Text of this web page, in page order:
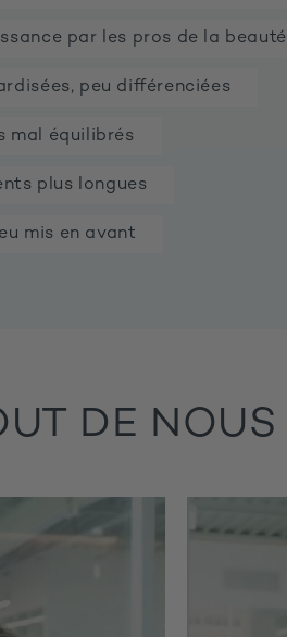
par les pros de la beauté
peu différenciées
mal équilibrés
plus longues
mis en avant
DE NOUS